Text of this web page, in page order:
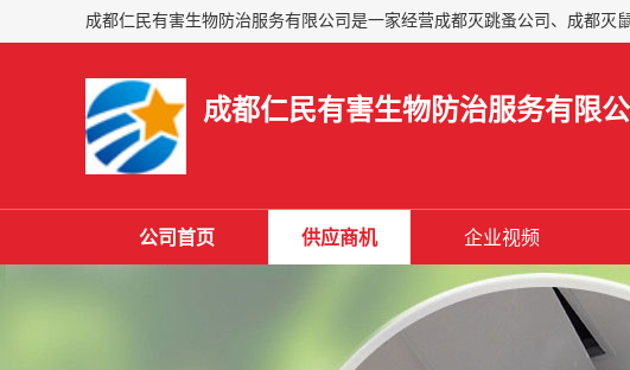
成都仁民有害生物防治服务有限
公司首页 供应商机 企业视频